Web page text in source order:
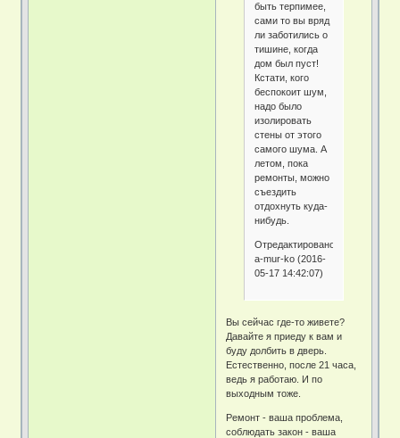
быть терпимее,
сами то вы вряд
ли заботились о
тишине, когда
дом был пуст!
Кстати, кого
беспокоит шум,
надо было
изолировать
стены от этого
самого шума. А
летом, пока
ремонты, можно
съездить
отдохнуть куда-
нибудь.
Отредактировано
a-mur-ko (2016-
05-17 14:42:07)
Вы сейчас где-то живете?
Давайте я приеду к вам и
буду долбить в дверь.
Естественно, после 21 часа,
ведь я работаю. И по
выходным тоже.
Ремонт - ваша проблема,
соблюдать закон - ваша